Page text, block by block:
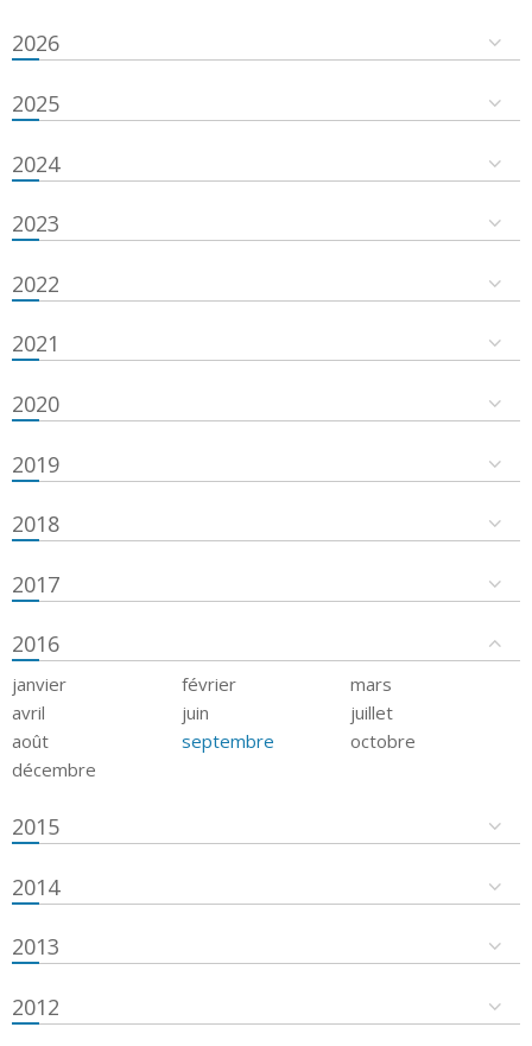
2026
2025
2024
2023
2022
2021
2020
2019
2018
2017
2016
janvier février
mars
avril
juin
juillet
août
septembre
octobre
décembre
2015
2014
2013
2012